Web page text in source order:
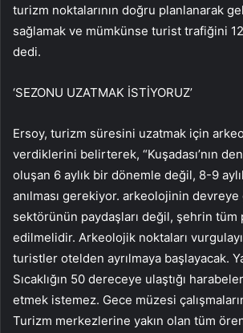
turizm noktalarının doğru planlanarak
sağlamak ve mümkünse turist trafiğini 12
dedi.
‘SEZONU UZATMAK İSTİYORUZ’
Ersoy, turizm süresini uzatmak için
verdiklerini belirterek, “Kuşadası’nın
oluşan 6 aylık bir dönemle değil, 8-9
anılması gerekiyor. arkeolojinin
sektörünün paydaşları değil, şehrin tüm
edilmelidir. Arkeolojik noktaları
turistler otelden ayrılmaya başlayacak.
Sıcaklığın 50 dereceye ulaştığı
etmek istemez. Gece müzesi
Turizm merkezlerine yakın olan tüm